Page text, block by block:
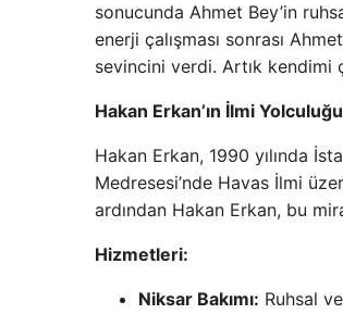
sonucunda Ahmet Bey’in
enerji çalışması sonrası
sevincini verdi. Artık kendimi
Hakan Erkan’ın İlmi Yolculuğu
Hakan Erkan, 1990 yılında
Medresesi’nde Havas İlmi
ardından Hakan Erkan, bu
Hizmetleri:
Niksar Bakımı: Ruhsal